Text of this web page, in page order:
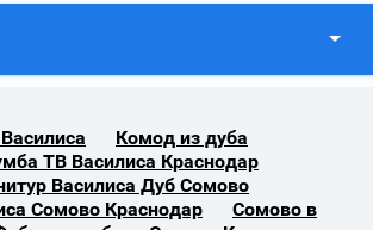
Комод из дуба
ТВ Василиса Краснодар
Василиса Дуб Сомово
Сомово Краснодар
Сомово в